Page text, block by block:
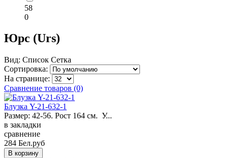
58
0
Юрс (Urs)
Вид: Список Сетка
Сортировка:
На странице:
Сравнение товаров (0)
Блузка Y-21-632-1
Размер: 42-56. Рост 164 см. У...
в закладки
сравнение
284 Бел.руб